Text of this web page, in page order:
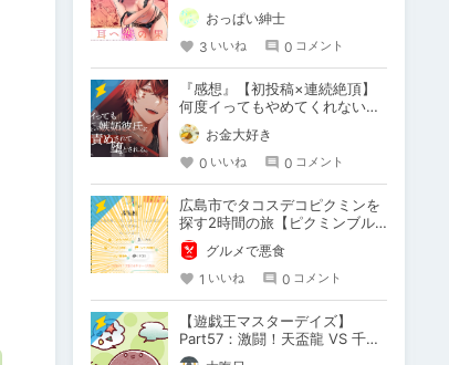
おっぱい紳士
3 いいね 0 コメント
『感想』【初投稿×連続絶頂】
何度イってもやめてくれない嫉
妬彼氏に激責めされて堕とされ
る。お金大好き
0 いいね 0 コメント
広島市でタコスデコピクミンを
探す2時間の旅【ピクミンブル
ーム / Pikmin Bloom】
グルメで悪食
1 いいね 0 コメント
【遊戯王マスターデイズ】
Part57：激闘！天盃龍 VS 千年
D【架空デュエル】